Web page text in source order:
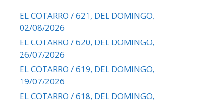
EL COTARRO / 621, DEL DOMINGO,
02/08/2026
EL COTARRO / 620, DEL DOMINGO,
26/07/2026
EL COTARRO / 619, DEL DOMINGO,
19/07/2026
EL COTARRO / 618, DEL DOMINGO,